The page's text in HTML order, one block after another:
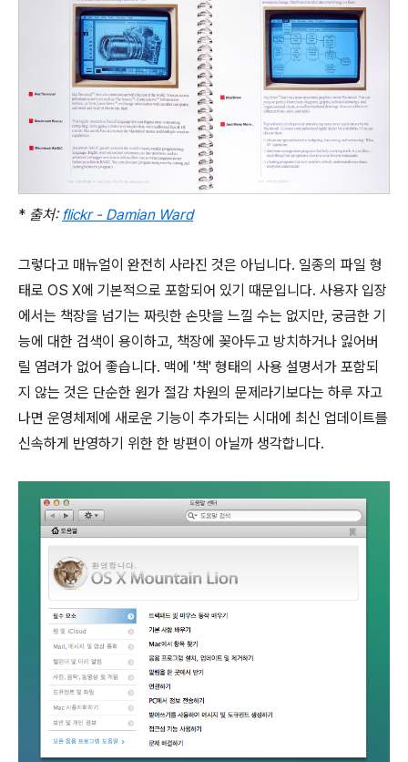
* 출처: flickr - Damian Ward
그렇다고 매뉴얼이 완전히 사라진 것은 아닙니다. 일종의 파일 형
태로 OS X에 기본적으로 포함되어 있기 때문입니다. 사용자 입장
에서는 책장을 넘기는 짜릿한 손맛을 느낄 수는 없지만, 궁금한 기
능에 대한 검색이 용이하고, 책장에 꽂아두고 방치하거나 잃어버
릴 염려가 없어 좋습니다. 맥에 '책' 형태의 사용 설명서가 포함되
지 않는 것은 단순한 원가 절감 차원의 문제라기보다는 하루 자고
나면 운영체제에 새로운 기능이 추가되는 시대에 최신 업데이트를
신속하게 반영하기 위한 한 방편이 아닐까 생각합니다.